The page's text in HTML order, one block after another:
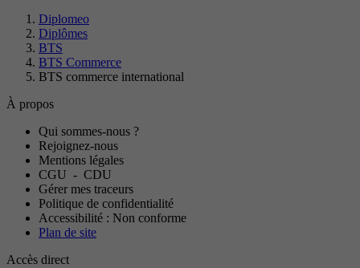
Diplomeo
Diplômes
BTS
BTS Commerce
BTS commerce international
À propos
Qui sommes-nous ?
Rejoignez-nous
Mentions légales
CGU - CDU
Gérer mes traceurs
Politique de confidentialité
Accessibilité : Non conforme
Plan de site
Accès direct